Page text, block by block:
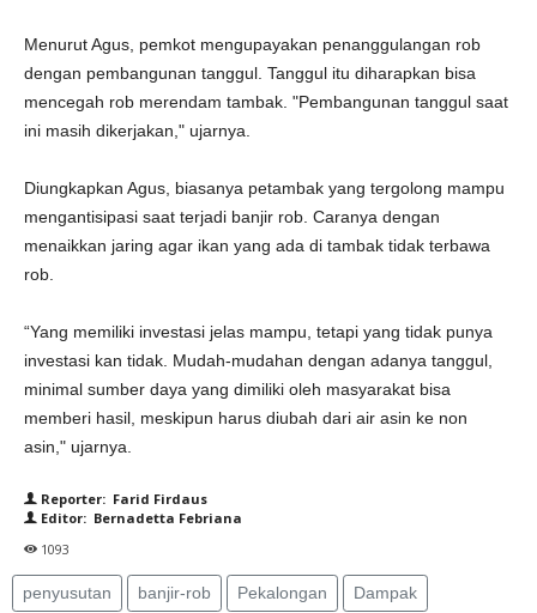
Menurut Agus, pemkot mengupayakan penanggulangan rob
dengan pembangunan tanggul. Tanggul itu diharapkan bisa
mencegah rob merendam tambak. "Pembangunan tanggul saat
ini masih dikerjakan," ujarnya.
Diungkapkan Agus, biasanya petambak yang tergolong mampu
mengantisipasi saat terjadi banjir rob. Caranya dengan
menaikkan jaring agar ikan yang ada di tambak tidak terbawa
rob.
“Yang memiliki investasi jelas mampu, tetapi yang tidak punya
investasi kan tidak. Mudah-mudahan dengan adanya tanggul,
minimal sumber daya yang dimiliki oleh masyarakat bisa
memberi hasil, meskipun harus diubah dari air asin ke non
asin," ujarnya.
Reporter: Farid Firdaus
Editor: Bernadetta Febriana
1093
penyusutan banjir-rob Pekalongan Dampak